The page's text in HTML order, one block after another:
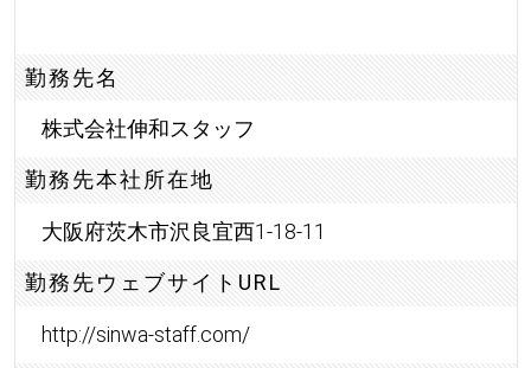
勤務先名
株式会社伸和スタッフ
勤務先本社所在地
大阪府茨木市沢良宜西1-18-11
勤務先ウェブサイトURL
http://sinwa-staff.com/